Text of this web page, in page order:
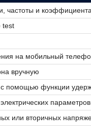
частоты и
test
на мобильный
вручную
с помощью функции
параметров
или вторичных